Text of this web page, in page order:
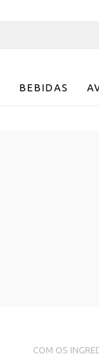
BEBIDAS
COM OS